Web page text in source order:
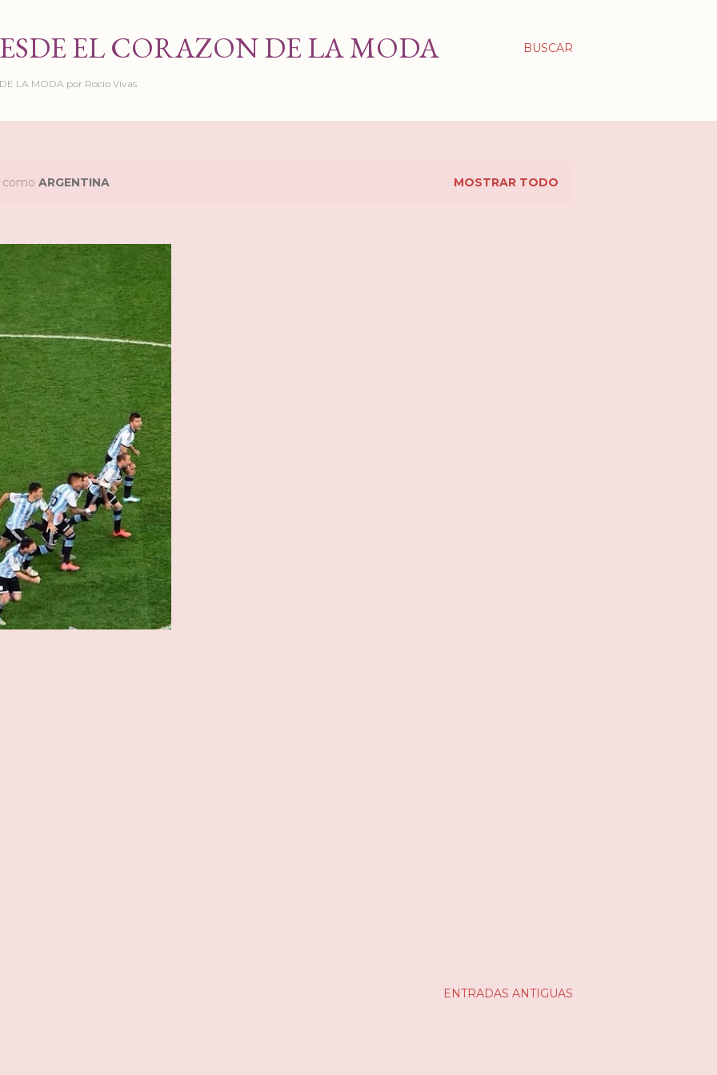
BUSCAR
EL CORAZON DE LA MODA
LA MODA por Rocio Vivas
como ARGENTINA MOSTRAR TODO
ENTRADAS ANTIGUAS